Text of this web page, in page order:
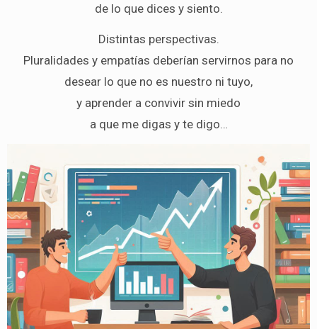
de lo que dices y siento.
Distintas perspectivas.
Pluralidades y empatías deberían servirnos para no
desear lo que no es nuestro ni tuyo,
y aprender a convivir sin miedo
a que me digas y te digo…